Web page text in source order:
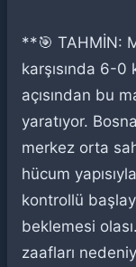
**🎯 TAHMİN:
karşısında 6-
açısından bu
yaratıyor.
merkez orta
hücum
kontrollü
beklemesi
zaafları